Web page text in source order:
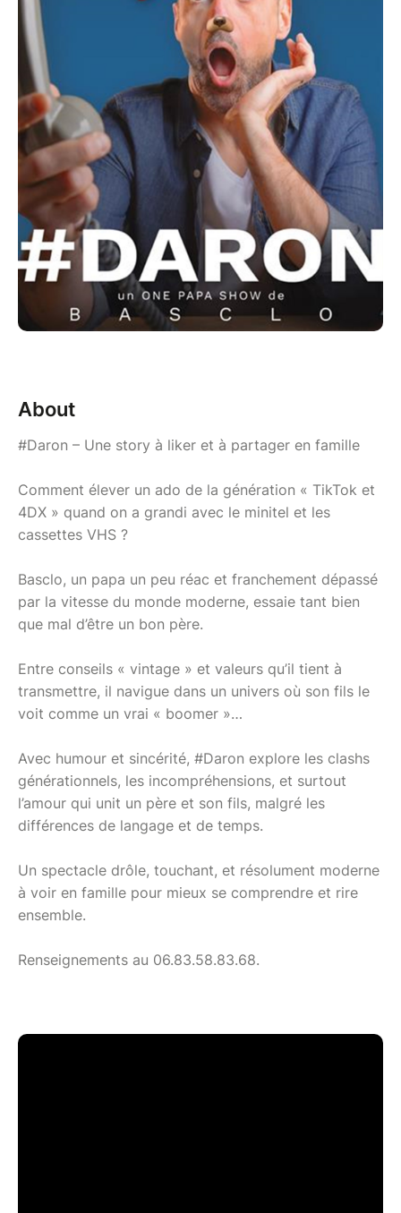
About
#Daron – Une story à liker et à partager en famille
Comment élever un ado de la génération « TikTok et
4DX » quand on a grandi avec le minitel et les
cassettes VHS ?
Basclo, un papa un peu réac et franchement dépassé
par la vitesse du monde moderne, essaie tant bien
que mal d’être un bon père.
Entre conseils « vintage » et valeurs qu’il tient à
transmettre, il navigue dans un univers où son fils le
voit comme un vrai « boomer »…
Avec humour et sincérité, #Daron explore les clashs
générationnels, les incompréhensions, et surtout
l’amour qui unit un père et son fils, malgré les
différences de langage et de temps.
Un spectacle drôle, touchant, et résolument moderne
à voir en famille pour mieux se comprendre et rire
ensemble.
Renseignements au 06.83.58.83.68.